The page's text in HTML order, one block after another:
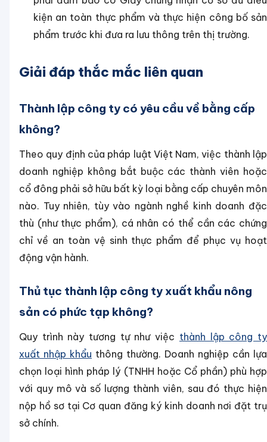
kiện an toàn thực phẩm và thực hiện công bố sản
phẩm trước khi đưa ra lưu thông trên thị trường.
Giải đáp thắc mắc liên quan
Thành lập công ty có yêu cầu về bằng cấp
không?
Theo quy định của pháp luật Việt Nam, việc thành lập
doanh nghiệp không bắt buộc các thành viên hoặc
cổ đông phải sở hữu bất kỳ loại bằng cấp chuyên môn
nào. Tuy nhiên, tùy vào ngành nghề kinh doanh đặc
thù (như thực phẩm), cá nhân có thể cần các chứng
chỉ về an toàn vệ sinh thực phẩm để phục vụ hoạt
động vận hành.
Thủ tục thành lập công ty xuất khẩu nông
sản có phức tạp không?
Quy trình này tương tự như việc thành lập công ty
xuất nhập khẩu thông thường. Doanh nghiệp cần lựa
chọn loại hình pháp lý (TNHH hoặc Cổ phần) phù hợp
với quy mô và số lượng thành viên, sau đó thực hiện
nộp hồ sơ tại Cơ quan đăng ký kinh doanh nơi đặt trụ
sở chính.